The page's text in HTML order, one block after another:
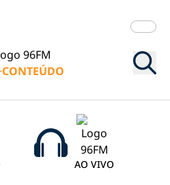
AO VIVO